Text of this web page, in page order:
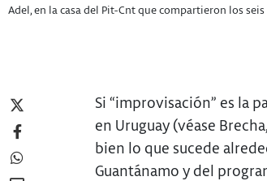
Adel, en la casa del Pit-Cnt que compartieron los
Si “improvisación” es la
en Uruguay (véase
bien lo que sucede
Guantánamo y del